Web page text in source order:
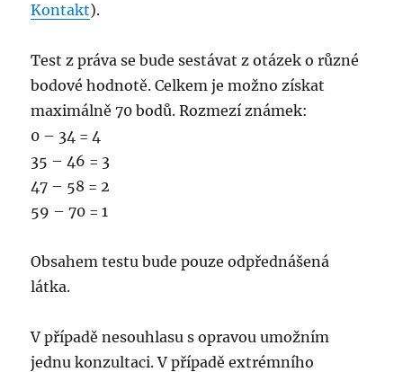
Kontakt).
Test z práva se bude sestávat z otázek o různé
bodové hodnotě. Celkem je možno získat
maximálně 70 bodů. Rozmezí známek:
0 – 34 = 4
35 – 46 = 3
47 – 58 = 2
59 – 70 = 1
Obsahem testu bude pouze odpřednášená
látka.
V případě nesouhlasu s opravou umožním
jednu konzultaci. V případě extrémního